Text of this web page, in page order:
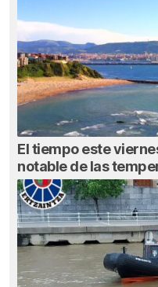
El tiempo este
notable de las